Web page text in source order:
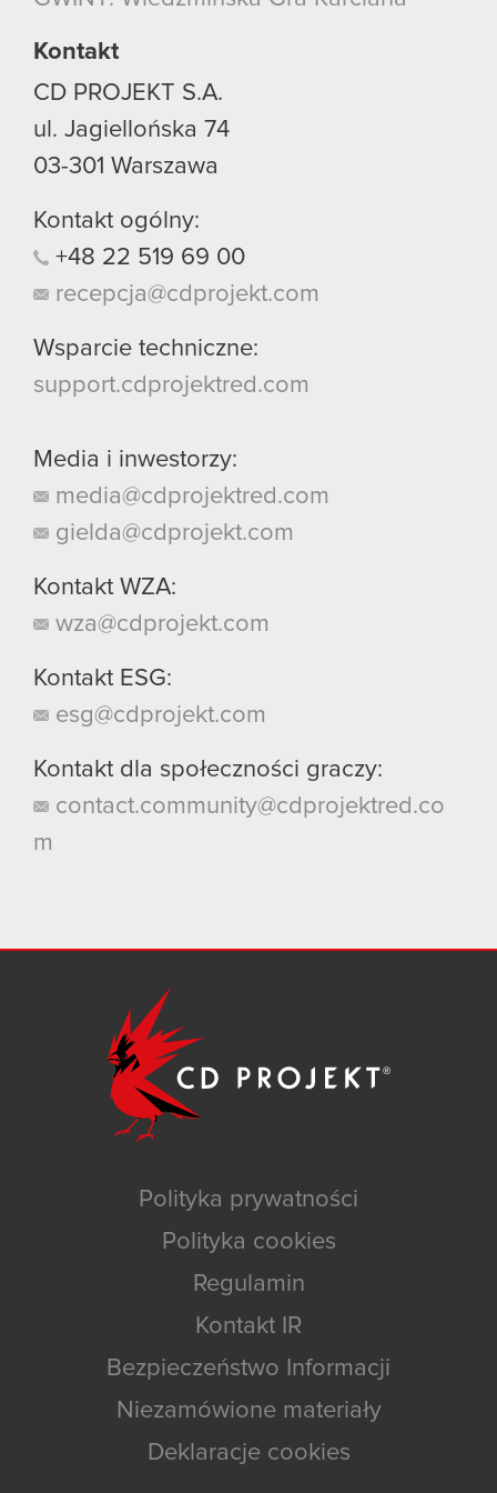
używanie plików cookie.
Kontakt
CD PROJEKT S.A.
ul. Jagiellońska 74
03-301 Warszawa
Kontakt ogólny:
+48 22 519 69 00
recepcja@cdprojekt.com
Wsparcie techniczne:
support.cdprojektred.com
Media i inwestorzy:
media@cdprojektred.com
gielda@cdprojekt.com
Kontakt WZA:
wza@cdprojekt.com
Kontakt ESG:
esg@cdprojekt.com
Kontakt dla społeczności graczy:
contact.community@cdprojektred.co
m
Polityka prywatności
Polityka cookies
Regulamin
Kontakt IR
Bezpieczeństwo Informacji
Niezamówione materiały
Deklaracje cookies